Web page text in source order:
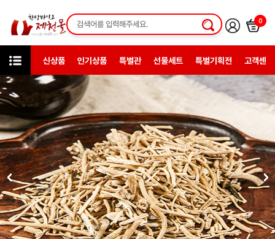
0
신상품 인기상품 특별관 선물세트 특별기획전 고객센터
약초